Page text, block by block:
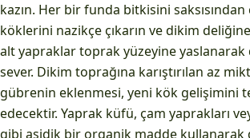
kazın. Her bir funda bitkisini saksısından
köklerini nazikçe çıkarın ve dikim deliğine
alt yapraklar toprak yüzeyine
sever. Dikim toprağına karıştırılan az
gübrenin eklenmesi, yeni kök gelişimini
edecektir. Yaprak küfü, çam yaprakları
gibi asidik bir organik madde kullanarak